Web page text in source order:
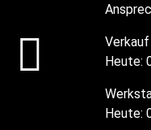
Heute:
Heute: